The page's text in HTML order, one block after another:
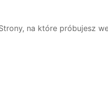
na które próbujesz